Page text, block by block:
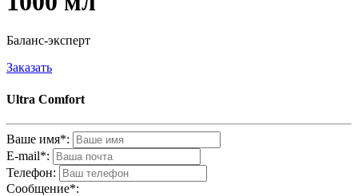
Баланс-эксперт
Заказать
Ultra Comfort
Ваше имя*:
E-mail*:
Телефон:
Cообщениe*: